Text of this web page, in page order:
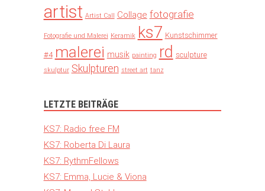
artist Artist Call Collage fotografie
Fotografie und Malerei Keramik ks7 Kunstschimmer
#4 malerei musik painting rd sculpture
skulptur Skulpturen street art tanz
LETZTE BEITRÄGE
KS7: Radio free FM
KS7: Roberta Di Laura
KS7: RythmFellows
KS7: Emma, Lucie & Viona